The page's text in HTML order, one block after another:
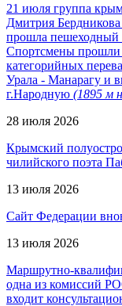
21 июля группа
Дмитрия
прошла пешеходный
Спортсмены прошли
категорийных
Урала - Манарагу и
г.Народную (1895 м
28 июля 2026
Крымский
чилийского поэта
13 июля 2026
Сайт Федерации
13 июля 2026
Маршрутно-
одна из комиссий
входит